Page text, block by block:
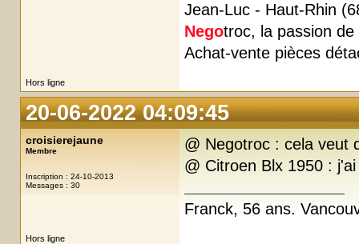
Jean-Luc - Haut-Rhin
Negotroc, la passion de
Achat-vente pièces
Hors ligne
20-06-2022 04:09:45
croisierejaune
Membre
Inscription : 24-10-2013
Messages : 30
@ Negotroc : cela veut
@ Citroen Blx 1950 :
Franck, 56 ans.
Hors ligne